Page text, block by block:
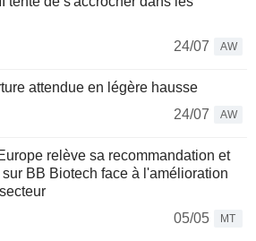
24/07
AW
attendue en légère hausse
24/07
AW
relève sa recommandation et
BB Biotech face à l'amélioration
05/05
MT